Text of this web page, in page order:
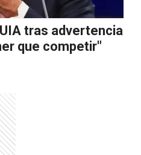
tras advertencia
que competir"